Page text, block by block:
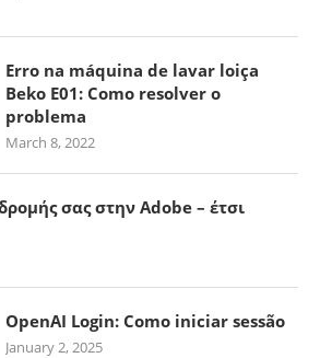
Erro na máquina de lavar loiça
Beko E01: Como resolver o
problema
March 8, 2022
σας στην Adobe – έτσι
OpenAI Login: Como iniciar sessão
January 2, 2025